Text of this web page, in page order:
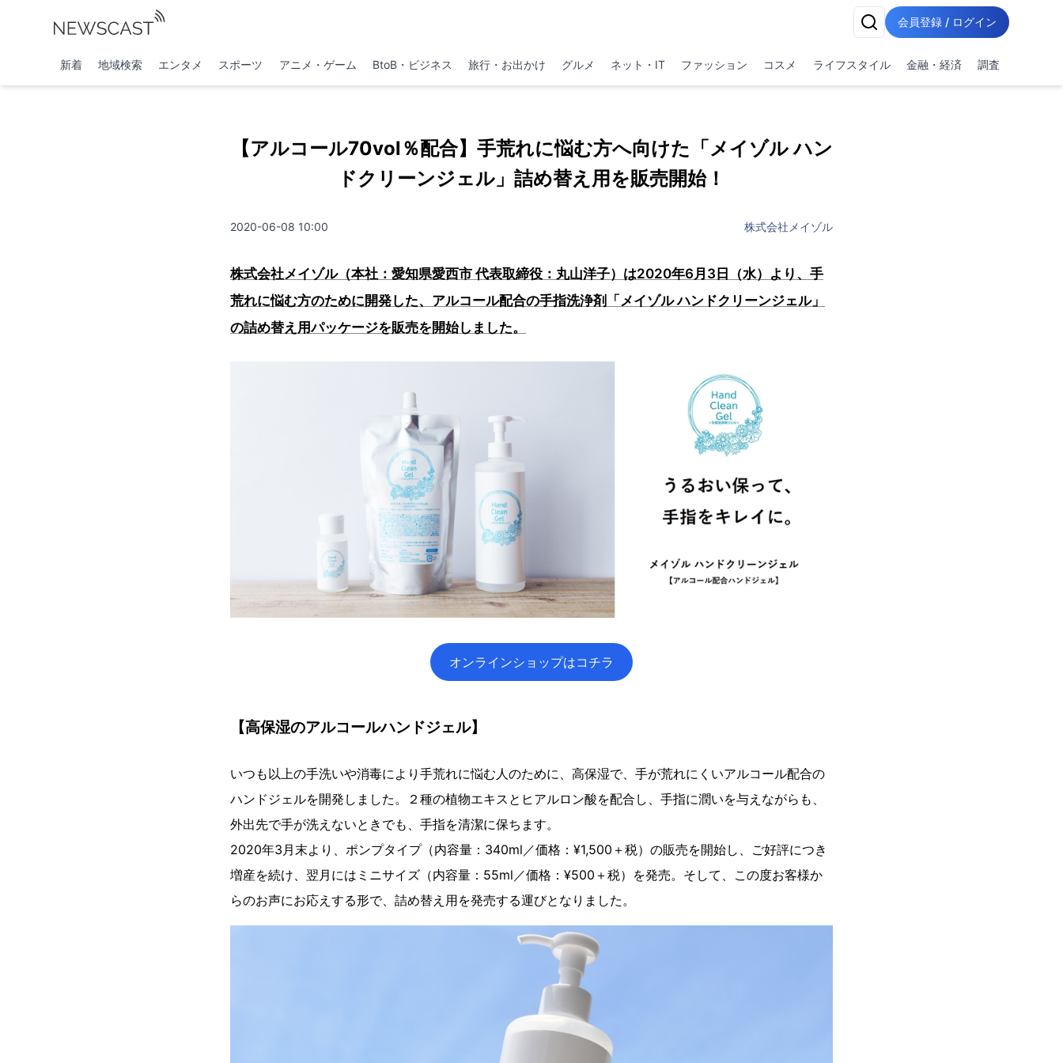
会員登録 / ログイン
新着 地域検索 エンタメ スポーツ アニメ・ゲーム BtoB・ビジネス 旅行・お出かけ グルメ ネット・IT ファッション コスメ ライフスタイル 金融・経済 調査
【アルコール70vol％配合】手荒れに悩む方へ向けた「メイゾル ハン
ドクリーンジェル」詰め替え用を販売開始！
2020-06-08 10:00 株式会社メイゾル
株式会社メイゾル（本社：愛知県愛西市 代表取締役：丸山洋子）は2020年6月3日（水）より、手
荒れに悩む方のために開発した、アルコール配合の手指洗浄剤「メイゾル ハンドクリーンジェル」
の詰め替え用パッケージを販売を開始しました。
オンラインショップはコチラ
【高保湿のアルコールハンドジェル】
いつも以上の手洗いや消毒により手荒れに悩む人のために、高保湿で、手が荒れにくいアルコール配合の
ハンドジェルを開発しました。２種の植物エキスとヒアルロン酸を配合し、手指に潤いを与えながらも、
外出先で手が洗えないときでも、手指を清潔に保ちます。
2020年3月末より、ポンプタイプ（内容量：340ml／価格：¥1,500＋税）の販売を開始し、ご好評につき
増産を続け、翌月にはミニサイズ（内容量：55ml／価格：¥500＋税）を発売。そして、この度お客様か
らのお声にお応えする形で、詰め替え用を発売する運びとなりました。